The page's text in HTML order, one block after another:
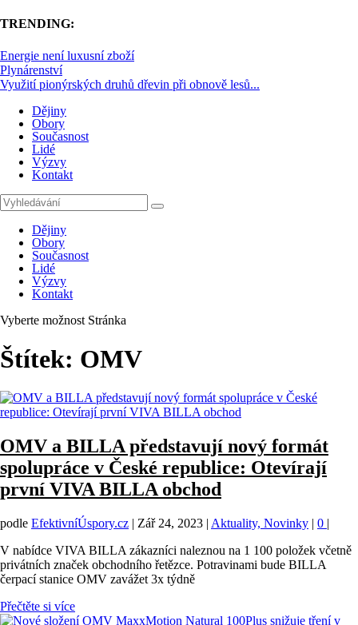
TRENDING:
Energie není luxusní zboží
Plynárenství
Využití pionýrských druhů dřevin při obnově lesů...
Dějiny
Obory
Současnost
Lidé
Výzvy
Kontakt
Dějiny
Obory
Současnost
Lidé
Výzvy
Kontakt
Vyberte možnost Stránka
Štítek: OMV
OMV a BILLA představují nový formát
spolupráce v České republice: Otevírají
první VIVA BILLA obchod
podle EfektivníÚspory.cz | Zář 24, 2023 | Aktuality, Novinky | 0 |
V nabídce VIVA BILLA zákazníci naleznou na 1 100 položek včetně
privátních značek obchodního řetězce. Potravinami bude BILLA
čerpací stanice OMV zavážet 3x týdně
Přečtěte si více